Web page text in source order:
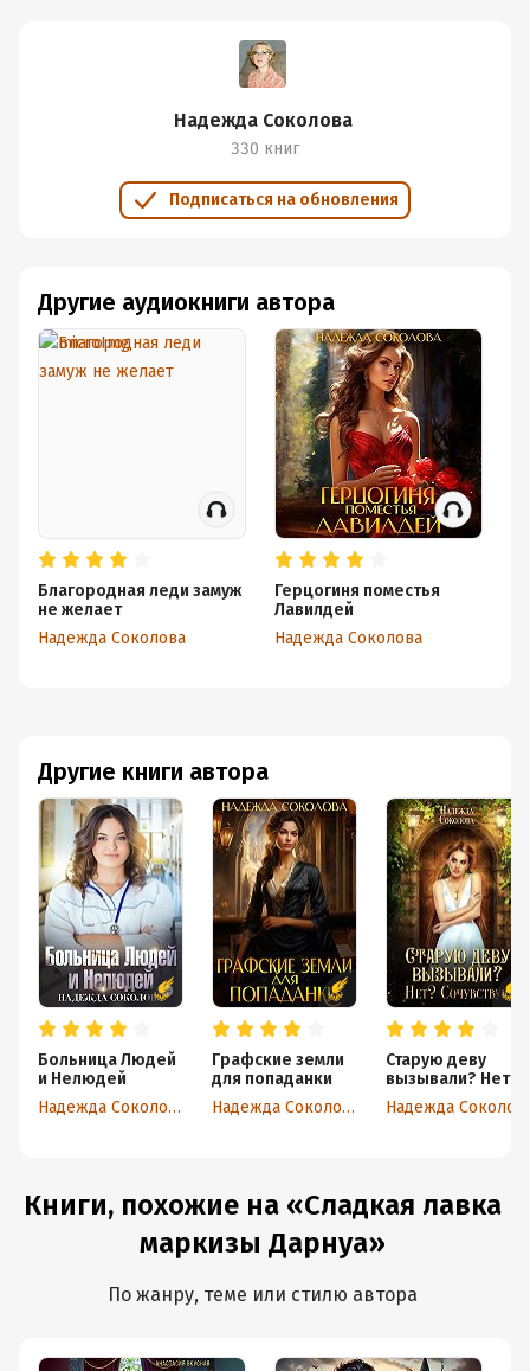
Надежда Соколова
330 книг
Подписаться на обновления
Другие книги автора
Больница Людей
и Нелюдей
Надежда Соколова
Графские земли
для попаданки
Надежда Соколова
Старую деву
вызывали? Нет?
Сочувствую
Другие аудиокниги автора
Благородная леди замуж
не желает
Надежда Соколова
Герцогиня поместья
Лавилдей
Надежда Соколова
Книги, похожие на «Сладкая лавка
маркизы Дарнуа»
По жанру, теме или стилю автора